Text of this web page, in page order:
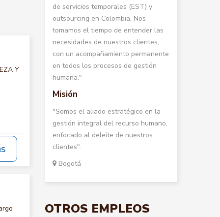
Y
de servicios temporales (EST) y
outsourcing en Colombia. Nos
tomamos el tiempo de entender las
necesidades de nuestros clientes,
con un acompañamiento permanente
en todos los procesos de gestión
humana."
Misión
"Somos el aliado estratégico en la
gestión integral del recurso humano,
enfocado al deleite de nuestros
clientes".
Bogotá
OTROS EMPLEOS